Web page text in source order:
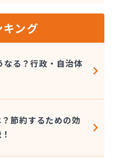
センター
ング
なる？行政・自治体
節約するための効